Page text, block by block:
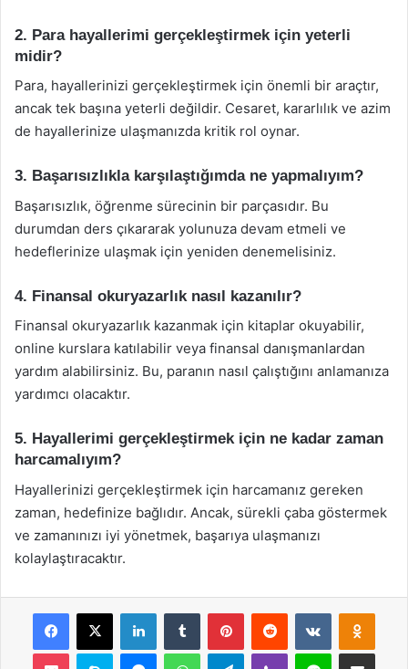
2. Para hayallerimi gerçekleştirmek için yeterli
midir?
Para, hayallerinizi gerçekleştirmek için önemli bir araçtır,
ancak tek başına yeterli değildir. Cesaret, kararlılık ve azim
de hayallerinize ulaşmanızda kritik rol oynar.
3. Başarısızlıkla karşılaştığımda ne yapmalıyım?
Başarısızlık, öğrenme sürecinin bir parçasıdır. Bu
durumdan ders çıkararak yolunuza devam etmeli ve
hedeflerinize ulaşmak için yeniden denemelisiniz.
4. Finansal okuryazarlık nasıl kazanılır?
Finansal okuryazarlık kazanmak için kitaplar okuyabilir,
online kurslara katılabilir veya finansal danışmanlardan
yardım alabilirsiniz. Bu, paranın nasıl çalıştığını anlamanıza
yardımcı olacaktır.
5. Hayallerimi gerçekleştirmek için ne kadar zaman
harcamalıyım?
Hayallerinizi gerçekleştirmek için harcamanız gereken
zaman, hedefinize bağlıdır. Ancak, sürekli çaba göstermek
ve zamanınızı iyi yönetmek, başarıya ulaşmanızı
kolaylaştıracaktır.
Facebook
X LinkedInTumblr PinterestReddit VKontakte
Pocket Skype MessengerWhatsAppTelegramViber Line E-Posta ile